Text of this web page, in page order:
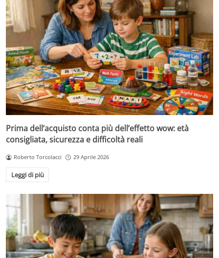
Prima dell’acquisto conta più dell’effetto wow: età
consigliata, sicurezza e difficoltà reali
Roberto Torcolacci 29 Aprile 2026
Leggi di più